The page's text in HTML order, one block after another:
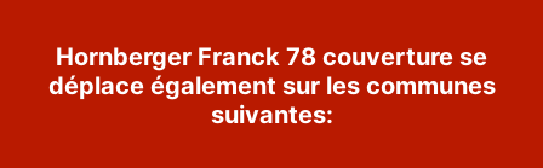
Hornberger Franck 78 couverture se
déplace également sur les communes
suivantes: